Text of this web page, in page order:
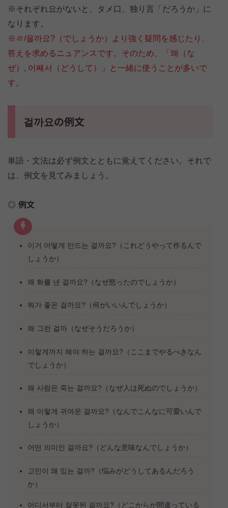
※それぞれ요がないと、タメ口、独り言「だろうか」に
なります。
※ㄹ/을까요?（でしょうか）より強く疑問を感じたり、
答えを求めるニュアンスです。そのため、「왜（な
ぜ）, 어째서（どうして）」と一緒に使うことが多いで
す。
걸까요の例文
単語・文法は必ず例文とともに覚えてください。それで
は、例文を見てみましょう。
例文
이거 어떻게 만드는 걸까요?（これどうやって作るんで
しょうか）
왜 화를 낸 걸까요?（なぜ怒ったのでしょうか）
뭐가 좋은 걸까요?（何がいいんでしょうか）
왜 그런 걸까（なぜそうだろうか）
이렇게까지 해야 하는 걸까요?（ここまでやるべきなん
でしょうか）
왜 사람은 죽는 걸까요?（なぜ人は死ぬのでしょうか）
왜 이렇게 귀여운 걸까요?（なんでこんなに可愛いんで
しょうか）
어떤 의미인 걸까요?（どんな意味なんでしょうか）
고민이 왜 있는 걸까?（悩みがどうしてあるんだろう
か）
어디서부터 잘못된 걸까요?（どこからが間違っている